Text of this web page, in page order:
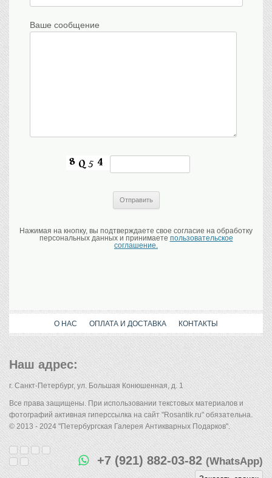
Ваше сообщение
Нажимая на кнопку, вы подтверждаете свое согласие на обработку
персональных данных и принимаете пользовательское
соглашение.
О НАС ОПЛАТА И ДОСТАВКА КОНТАКТЫ
Наш адрес:
г. Санкт-Петербург, ул. Большая Конюшенная, д. 1
Все права защищены. При использовании текстовых материалов и
фотографий активная гиперссылка на сайт "Rosantik.ru" обязательна.
© 2013 - 2024 "Петербургская Галерея Антикварных Подарков".
+7 (921) 882-03-82(WhatsApp)